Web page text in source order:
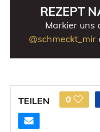
REZEPT
Markier uns
@schmeckt_mir
TEILEN 0